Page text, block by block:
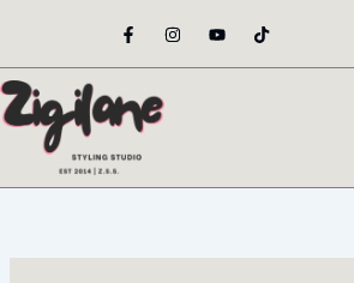
content
F
a
e
o
o
-
I
n
t
Y
o
t
T
i
t